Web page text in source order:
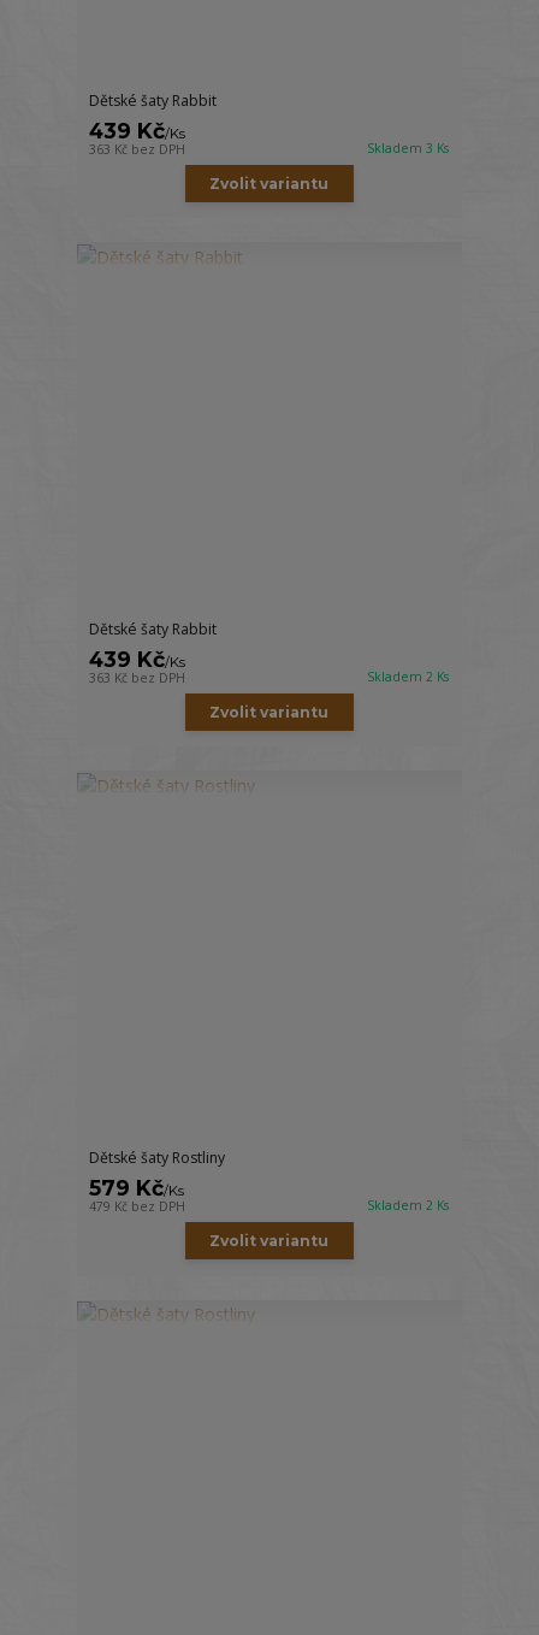
Dětské šaty Rabbit
439 Kč/Ks
363 Kč bez DPH Skladem 3 Ks
Zvolit variantu
Dětské šaty Rabbit
439 Kč/Ks
363 Kč bez DPH Skladem 2 Ks
Zvolit variantu
Dětské šaty Rostliny
579 Kč/Ks
479 Kč bez DPH Skladem 2 Ks
Zvolit variantu